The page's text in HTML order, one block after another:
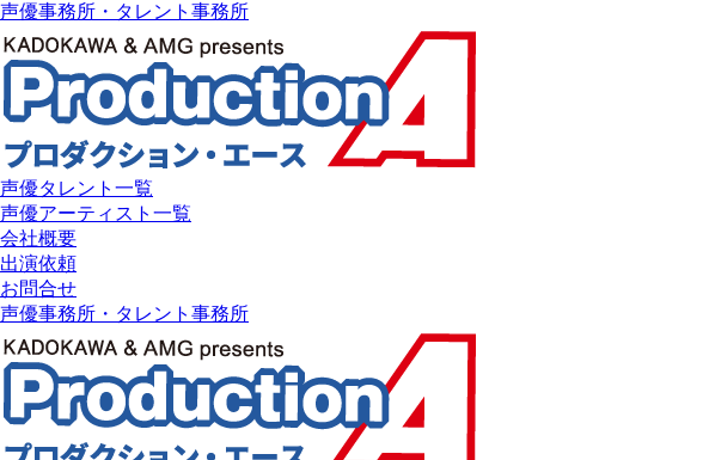
声優事務所・タレント事務所
声優タレント一覧
声優アーティスト一覧
会社概要
出演依頼
お問合せ
声優事務所・タレント事務所